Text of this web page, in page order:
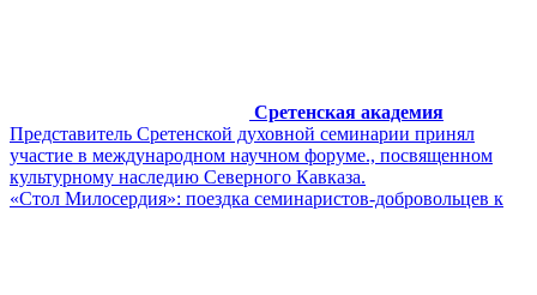
Сретенская академия
Представитель Сретенской духовной семинарии принял
участие в международном научном форуме., посвященном
культурному наследию Северного Кавказа.
«Стол Милосердия»: поездка семинаристов-добровольцев к